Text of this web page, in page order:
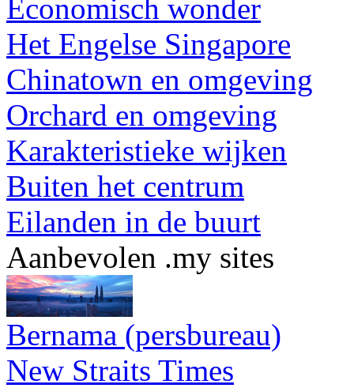
Economisch wonder
Het Engelse Singapore
Chinatown en omgeving
Orchard en omgeving
Karakteristieke wijken
Buiten het centrum
Eilanden in de buurt
Aanbevolen .my sites
Bernama (persbureau)
New Straits Times